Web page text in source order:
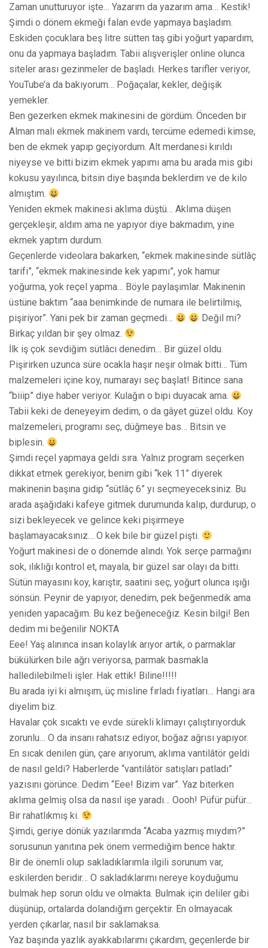
Zaman unutturuyor işte… Yazarım da yazarım ama… Kestik!
Şimdi o dönem ekmeği falan evde yapmaya başladım.
Eskiden çocuklara beş litre sütten taş gibi yoğurt yapardım,
onu da yapmaya başladım. Tabii alışverişler online olunca
siteler arası gezinmeler de başladı. Herkes tarifler veriyor,
YouTube’a da bakıyorum… Poğaçalar, kekler, değişik
yemekler.
Ben gezerken ekmek makinesini de gördüm. Önceden bir
Alman malı ekmek makinem vardı, tercüme edemedi kimse,
ben de ekmek yapıp geçiyordum. Alt merdanesi kırıldı
niyeyse ve bitti bizim ekmek yapımı ama bu arada mis gibi
kokusu yayılınca, bitsin diye başında beklerdim ve de kilo
almıştım.
Yeniden ekmek makinesi aklıma düştü… Aklıma düşen
gerçekleşir, aldım ama ne yapıyor diye bakmadım, yine
ekmek yaptım durdum.
Geçenlerde videolara bakarken, “ekmek makinesinde sütlâç
tarifi”, “ekmek makinesinde kek yapımı”, yok hamur
yoğurma, yok reçel yapma… Böyle paylaşımlar. Makinenin
üstüne baktım “aaa benimkinde de numara ile belirtilmiş,
pişiriyor”. Yani pek bir zaman geçmedi…
Değil mi?
Birkaç yıldan bir şey olmaz.
İlk iş çok sevdiğim sütlâcı denedim… Bir güzel oldu.
Pişirirken uzunca süre ocakla haşır neşir olmak bitti… Tüm
malzemeleri içine koy, numarayı seç başlat! Bitince sana
“biiip” diye haber veriyor. Kulağın o bipi duyacak ama.
Tabii keki de deneyeyim dedim, o da gâyet güzel oldu. Koy
malzemeleri, programı seç, düğmeye bas… Bitsin ve
biplesin.
Şimdi reçel yapmaya geldi sıra. Yalnız program seçerken
dikkat etmek gerekiyor, benim gibi “kek 11” diyerek
makinenin başına gidip “sütlâç 6” yı seçmeyeceksiniz. Bu
arada aşağıdaki kafeye gitmek durumunda kalıp, durdurup, o
sizi bekleyecek ve gelince keki pişirmeye
başlamayacaksınız… O kek bile bir güzel pişti.
Yoğurt makinesi de o dönemde alındı. Yok serçe parmağını
sok, ılıklığı kontrol et, mayala, bir güzel sar olayı da bitti.
Sütün mayasını koy, karıştır, saatini seç, yoğurt olunca ışığı
sönsün. Peynir de yapıyor, denedim, pek beğenmedik ama
yeniden yapacağım. Bu kez beğeneceğiz. Kesin bilgi! Ben
dedim mi beğenilir NOKTA
Eee! Yaş alınınca insan kolaylık arıyor artık, o parmaklar
bükülürken bile ağrı veriyorsa, parmak basmakla
halledilebilmeli işler. Hak ettik! Biline!!!!!
Bu arada iyi ki almışım, üç misline fırladı fiyatları… Hangi ara
diyelim biz.
Havalar çok sıcaktı ve evde sürekli klimayı çalıştırıyorduk
zorunlu… O da insanı rahatsız ediyor, boğaz ağrısı yapıyor.
En sıcak denilen gün, çare arıyorum, aklıma vantilâtör geldi
de nasıl geldi? Haberlerde “vantilâtör satışları patladı”
yazısını görünce. Dedim “Eee! Bizim var”. Yaz biterken
aklıma gelmiş olsa da nasıl işe yaradı… Oooh! Püfür püfür…
Bir rahatlıkmış ki.
Şimdi, geriye dönük yazılarımda “Acaba yazmış mıydım?”
sorusunun yanıtına pek önem vermediğim bence haktır.
Bir de önemli olup sakladıklarımla ilgili sorunum var,
eskilerden beridir… O sakladıklarımı nereye koyduğumu
bulmak hep sorun oldu ve olmakta. Bulmak için deliler gibi
düşünüp, ortalarda dolandığım gerçektir. En olmayacak
yerden çıkarlar, nasıl bir saklamaksa.
Yaz başında yazlık ayakkabılarımı çıkardım, geçenlerde bir